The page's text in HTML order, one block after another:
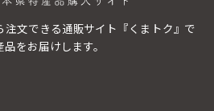
文できる通販サイト『くまトク』で
をお届けします。